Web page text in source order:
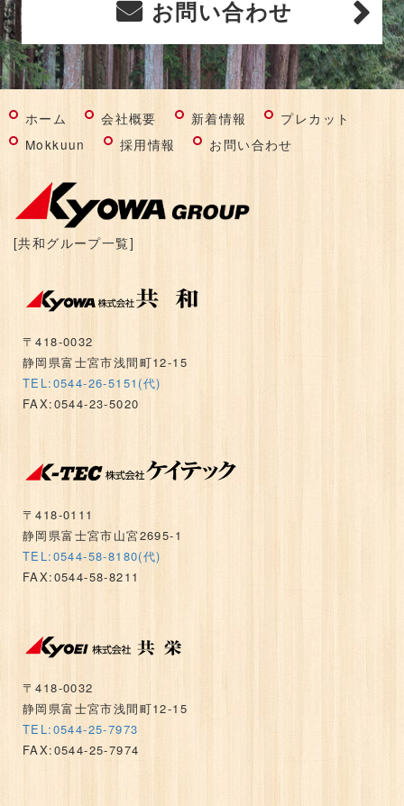
お問い合わせ
ホーム 会社概要 新着情報
プレカット
Mokkuun
採用情報 お問い合わせ
[共和グループ一覧]
〒418-0032
静岡県富士宮市浅間町12-15
TEL:0544-26-5151(代)
FAX:0544-23-5020
〒418-0111
静岡県富士宮市山宮2695-1
TEL:0544-58-8180(代)
FAX:0544-58-8211
〒418-0032
静岡県富士宮市浅間町12-15
TEL:0544-25-7973
FAX:0544-25-7974